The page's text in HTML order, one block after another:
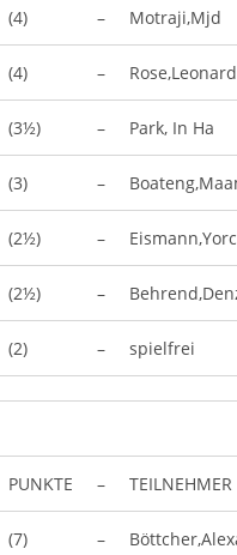
(4) – Motraji,Mjd
(4) –
(3½) – Park, In Ha
(3) –
(2½) –
(2½) –
(2) – spielfrei
PUNKTE – TEILNEHMER
(7) –